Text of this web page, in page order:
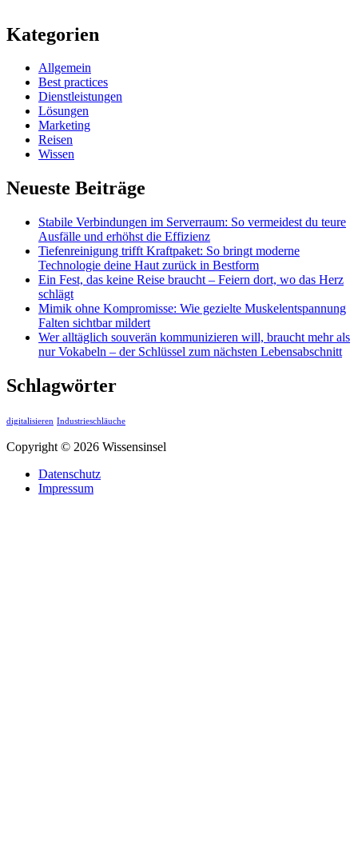
Kategorien
Allgemein
Best practices
Dienstleistungen
Lösungen
Marketing
Reisen
Wissen
Neueste Beiträge
Stabile Verbindungen im Serverraum: So vermeidest du teure
Ausfälle und erhöhst die Effizienz
Tiefenreinigung trifft Kraftpaket: So bringt moderne
Technologie deine Haut zurück in Bestform
Ein Fest, das keine Reise braucht – Feiern dort, wo das Herz
schlägt
Mimik ohne Kompromisse: Wie gezielte Muskelentspannung
Falten sichtbar mildert
Wer alltäglich souverän kommunizieren will, braucht mehr als
nur Vokabeln – der Schlüssel zum nächsten Lebensabschnitt
Schlagwörter
digitalisieren Industrieschläuche
Copyright © 2026 Wissensinsel
Datenschutz
Impressum